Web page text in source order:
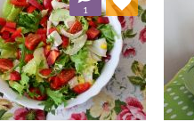
1
Wybierz listę: